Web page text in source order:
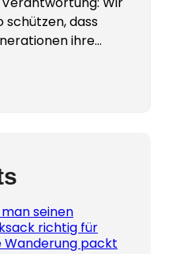
schützen, dass
ihre…
seinen
richtig für
Wanderung packt